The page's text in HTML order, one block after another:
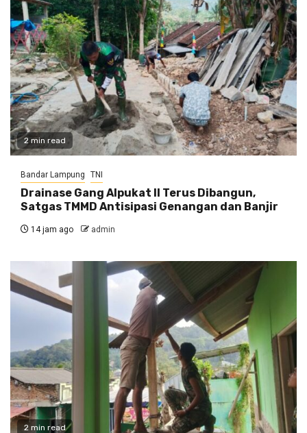
2 min read
Bandar Lampung TNI
Drainase Gang Alpukat II Terus Dibangun,
Satgas TMMD Antisipasi Genangan dan Banjir
14 jam ago admin
2 min read